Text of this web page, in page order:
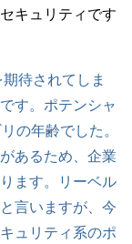
キュリティです
待されてしま
す。ポテンシャ
の年齢でした。
あるため、企業
ます。リーベル
言いますが、今
ュリティ系のポ